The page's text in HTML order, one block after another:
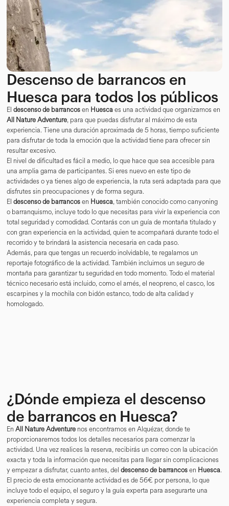
Descenso de barrancos en
Huesca para todos los públicos
El descenso de barrancosen Huescaes una actividad que organizamos en
All Nature Adventure, para que puedas disfrutar al máximo de esta
experiencia. Tiene una duración aproximada de 5 horas, tiempo suficiente
para disfrutar de toda la emoción que la actividad tiene para ofrecer sin
resultar excesivo.
El nivel de dificultad es fácil a medio, lo que hace que sea accesible para
una amplia gama de participantes. Si eres nuevo en este tipo de
actividades o ya tienes algo de experiencia, la ruta será adaptada para que
disfrutes sin preocupaciones y de forma segura.
El descenso de barrancosen Huesca, también conocido como canyoning
o barranquismo, incluye todo lo que necesitas para vivir la experiencia con
total seguridad y comodidad. Contarás con un guía de montaña titulado y
con gran experiencia en la actividad, quien te acompañará durante todo el
recorrido y te brindará la asistencia necesaria en cada paso.
Además, para que tengas un recuerdo inolvidable, te regalamos un
reportaje fotográfico de la actividad. También incluimos un seguro de
montaña para garantizar tu seguridad en todo momento. Todo el material
técnico necesario está incluido, como el arnés, el neopreno, el casco, los
escarpines y la mochila con bidón estanco, todo de alta calidad y
homologado.
¿Dónde empieza el descenso
de barrancos en Huesca?
En All Nature Adventure nos encontramos en Alquézar, donde te
proporcionaremos todos los detalles necesarios para comenzar la
actividad. Una vez realices la reserva, recibirás un correo con la ubicación
exacta y toda la información que necesitas para llegar sin complicaciones
y empezar a disfrutar, cuanto antes, del descenso de barrancosen Huesca.
El precio de esta emocionante actividad es de 56€ por persona, lo que
incluye todo el equipo, el seguro y la guía experta para asegurarte una
experiencia completa y segura.